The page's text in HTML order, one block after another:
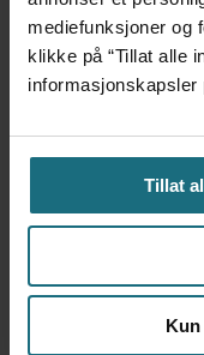
mediefunksjoner og
klikke på “Tillat alle
informasjonskapsler
Tillat
Ansvarlig
Tips oss: